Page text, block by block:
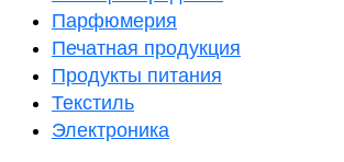
Парфюмерия
Печатная продукция
Продукты питания
Текстиль
Электроника